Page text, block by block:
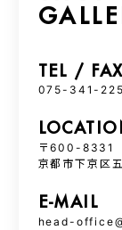
TEL / FAX
075-341-
〒600-8331
京都市下京区
E-MAIL
head-